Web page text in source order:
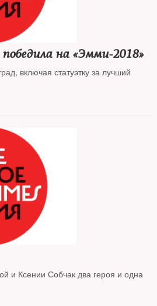
на «Эмми-2018»
включая статуэтку за лучший
Собчак два героя и одна